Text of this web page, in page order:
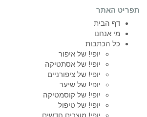
תפריט האתר
דף הבית
מי אנחנו
כל הכתבות
יופי! של איפור
יופי! של אסתטיקה
יופי! של ציפורניים
יופי! של שיער
יופי! של קוסמטיקה
יופי! של טיפול